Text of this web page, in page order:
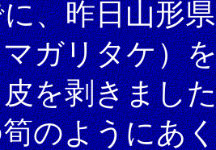
、昨日山形
ガリタケ）
を剥きまし
のようにあ